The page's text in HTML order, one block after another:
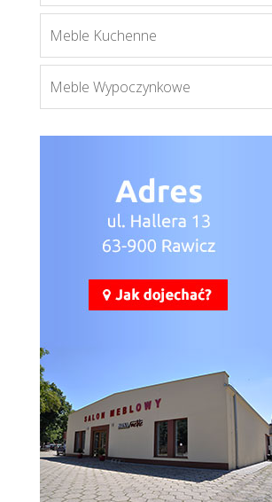
Meble Kuchenne
Meble Wypoczynkowe